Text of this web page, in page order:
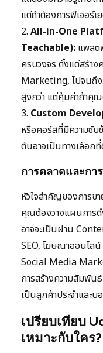
แต่ถ้าต้องการฟีเจอร์
2. All-in-One
Teachable): แพลต
ครบวงจร ตั้งแต่สร้า
Marketing, ไปจนถึง
สูงกว่า แต่คุ้มค่าถ้าคุณ
3. Custom
หรือคอร์สที่มีความซับ
ต้นอาจเป็นทางเลือ
การตลาดและกา
หัวใจสำคัญของการขา
คุณต้องวางแผนการดึ
อาจจะเป็นผ่าน
SEO, โฆษณาออนไล
Social Media
การสร้างความสัมพัน
เป็นลูกค้าประจำแล
เปรียบเทียบ
เหมาะกับใคร?